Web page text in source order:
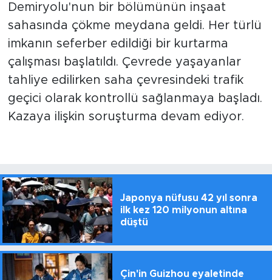
Demiryolu'nun bir bölümünün inşaat
sahasında çökme meydana geldi. Her türlü
imkanın seferber edildiği bir kurtarma
çalışması başlatıldı. Çevrede yaşayanlar
tahliye edilirken saha çevresindeki trafik
geçici olarak kontrollü sağlanmaya başladı.
Kazaya ilişkin soruşturma devam ediyor.
Japonya nüfusu 42 yıl sonra
ilk kez 120 milyonun altına
düştü
Çin'in Guizhou eyaletinde